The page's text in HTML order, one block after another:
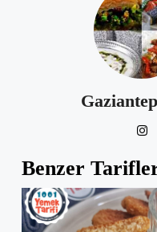
Benzer